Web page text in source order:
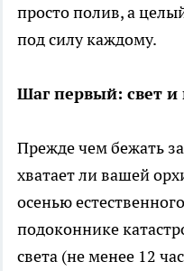
просто полив, а
под силу каждому.
Шаг первый: свет и
Прежде чем бежать
хватает ли вашей
осенью
подоконнике
света (не менее 12